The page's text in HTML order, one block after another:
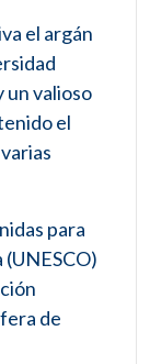
el argán
un valioso
el
para
(UNESCO)
de